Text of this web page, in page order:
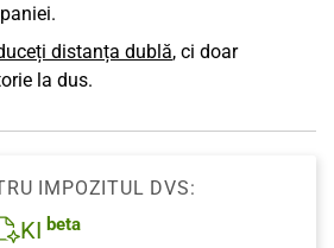
distanța dublă, ci doar
la dus.
IMPOZITUL DVS:
KI beta